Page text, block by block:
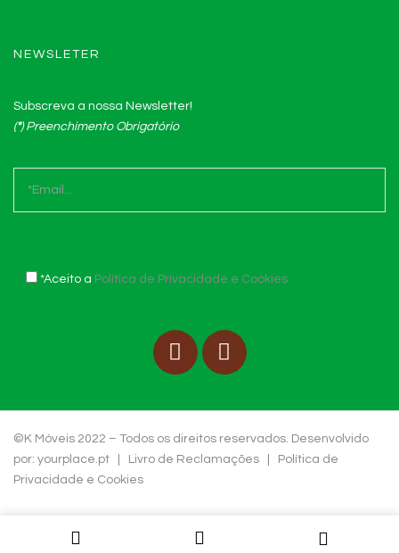
NEWSLETER
Subscreva a nossa Newsletter!
(*) Preenchimento Obrigatório
*Aceito a Política de Privacidade e Cookies
©K Móveis 2022 – Todos os direitos reservados. Desenvolvido
por: yourplace.pt Livro de Reclamações
Política de
Privacidade e Cookies